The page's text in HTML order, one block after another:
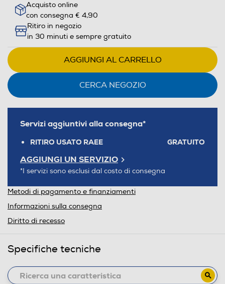
Acquisto online
con consegna € 4,90
Ritiro in negozio
in 30 minuti e sempre gratuito
AGGIUNGI AL CARRELLO
CERCA NEGOZIO
Servizi aggiuntivi alla consegna*
RITIRO USATO RAEE GRATUITO
AGGIUNGI UN SERVIZIO
*I servizi sono esclusi dal costo di consegna
Metodi di pagamento e finanziamenti
Informazioni sulla consegna
Diritto di recesso
Specifiche tecniche